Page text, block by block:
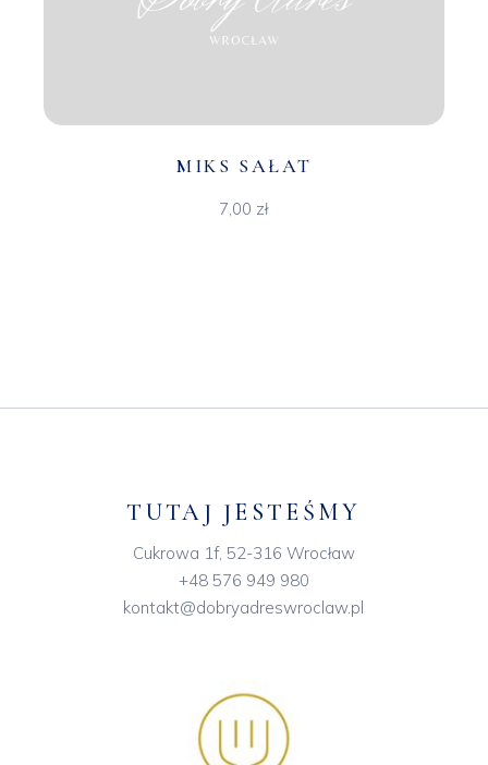
MIKS SAŁAT
7,00 zł
TUTAJ JESTEŚMY
Cukrowa 1f, 52-316 Wrocław
+48 576 949 980
kontakt@dobryadreswroclaw.pl